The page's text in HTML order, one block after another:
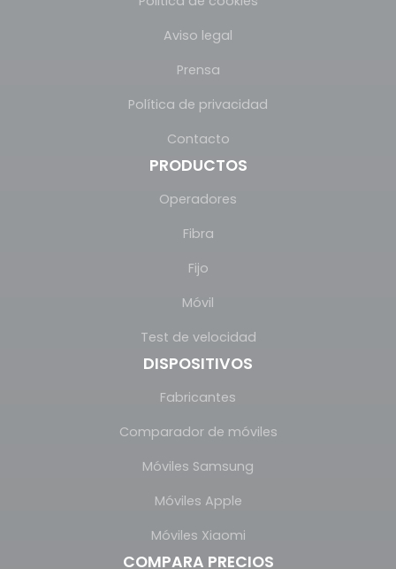
Aviso legal
Prensa
Política de privacidad
Contacto
PRODUCTOS
Operadores
Fibra
Fijo
Móvil
Test de velocidad
DISPOSITIVOS
Fabricantes
Comparador de móviles
Móviles Samsung
Móviles Apple
Móviles Xiaomi
COMPARA PRECIOS